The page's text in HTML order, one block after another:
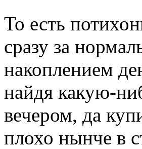
То есть
сразу за
накоплением
найдя какую-
вечером, да
плохо нынче в